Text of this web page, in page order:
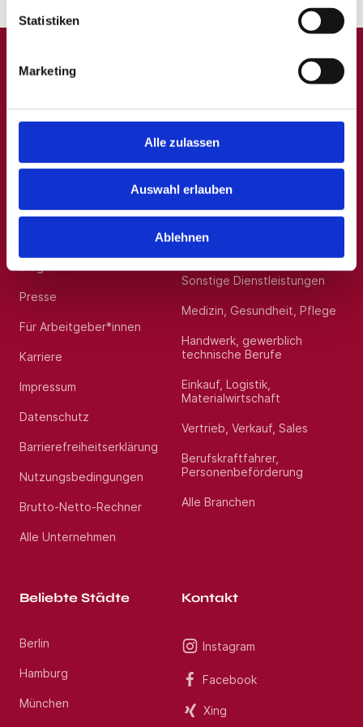
Statistiken
Marketing
Alle zulassen
Auswahl erlauben
Ablehnen
P Q
R S T U V W X Y Z 0-9
Presse
Für Arbeitgeber*innen
Karriere
Impressum
Datenschutz
Barrierefreiheitserklärung
Nutzungsbedingungen
Brutto-Netto-Rechner
Alle Unternehmen
Beliebte Kategorien
Hilfskräfte, Aushilfs- und
Sonstige Dienstleistungen
Medizin, Gesundheit, Pflege
Handwerk, gewerblich
technische Berufe
Einkauf, Logistik,
Materialwirtschaft
Vertrieb, Verkauf, Sales
Berufskraftfahrer,
Personenbeförderung
Alle Branchen
Beliebte Städte
Berlin
Hamburg
München
Kontakt
Instagram
Facebook
Xing